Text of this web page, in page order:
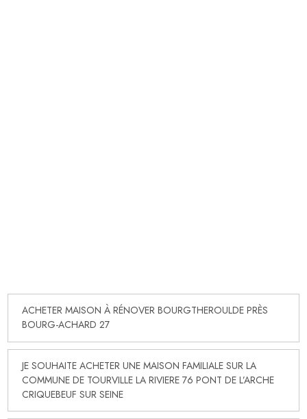
ACHETER MAISON À RÉNOVER BOURGTHEROULDE PRÈS
BOURG-ACHARD 27
JE SOUHAITE ACHETER UNE MAISON FAMILIALE SUR LA
COMMUNE DE TOURVILLE LA RIVIERE 76 PONT DE L’ARCHE
CRIQUEBEUF SUR SEINE